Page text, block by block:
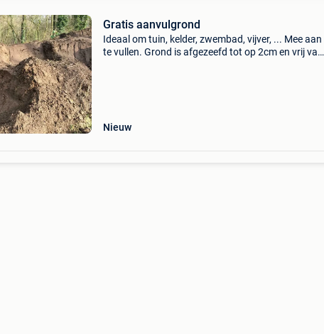
Gratis aanvulgrond
Ideaal om tuin, kelder, zwembad, vijver, ... Mee aan
te vullen. Grond is afgezeefd tot op 2cm en vrij van
Nieuw